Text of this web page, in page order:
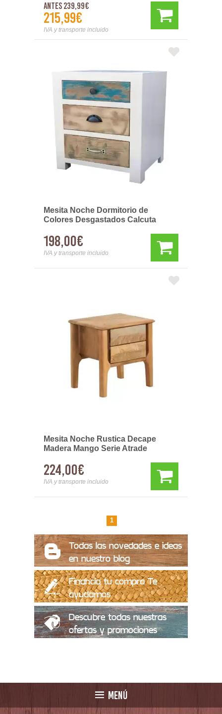
Antes 239,99€
215,99€
IVA y transporte incluido
Mesita Noche Dormitorio de
Colores Desgastados Calcuta
198,00€
IVA y transporte incluido
Mesita Noche Rustica Decape
Madera Mango Serie Atrade
224,00€
IVA y transporte incluido
1
Todas las novedades e ideas
en nuestro blog
Financia tu compra Te
ayudamos
Descubre todas nuestras
ofertas y promociones
MENÚ